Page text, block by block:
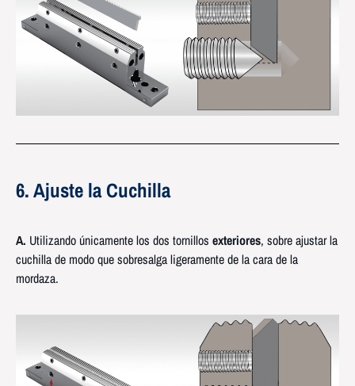
6. Ajuste la Cuchilla
A. Utilizando únicamente los dos tornillos exteriores, sobre ajustar la
cuchilla de modo que sobresalga ligeramente de la cara de la
mordaza.